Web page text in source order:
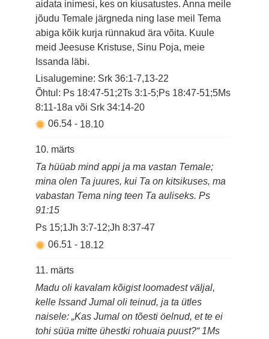
aidata inimesi, kes on kiusatustes. Anna meile
jõudu Temale järgneda ning lase meil Tema
abiga kõik kurja rünnakud ära võita. Kuule
meid Jeesuse Kristuse, Sinu Poja, meie
Issanda läbi.
Lisalugemine: Srk 36:1-7,13-22
Õhtul: Ps 18:47-51;2Ts 3:1-5;Ps 18:47-51;5Ms
8:11-18a või Srk 34:14-20
06.54- 18.10
10. märts
Ta hüüab mind appi ja ma vastan Temale;
mina olen Ta juures, kui Ta on kitsikuses, ma
vabastan Tema ning teen Ta auliseks. Ps
91:15
Ps 15;1Jh 3:7-12;Jh 8:37-47
06.51- 18.12
11. märts
Madu oli kavalam kõigist loomadest väljal,
kelle Issand Jumal oli teinud, ja ta ütles
naisele: „Kas Jumal on tõesti öelnud, et te ei
tohi süüa mitte ühestki rohuaia puust?“ 1Ms